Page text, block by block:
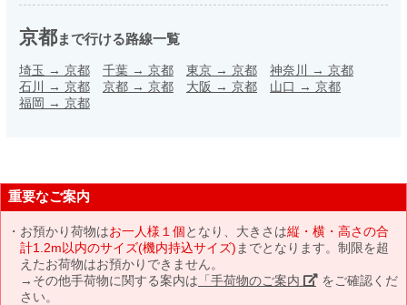
京都まで行ける路線一覧
埼玉 → 京都 千葉 → 京都 東京 → 京都 神奈川 → 京都
石川 → 京都 京都 → 京都 大阪 → 京都 山口 → 京都
福岡 → 京都
重要なご案内
お預かり荷物はお一人様１個となり、大きさは縦・横・高さの合
計1.2m以内のサイズ(機内持込サイズ) までとなります。制限を超
えたお荷物はお預かりできません。
→その他手荷物に関する案内は 「手荷物のご案内」 をご確認くだ
さい。